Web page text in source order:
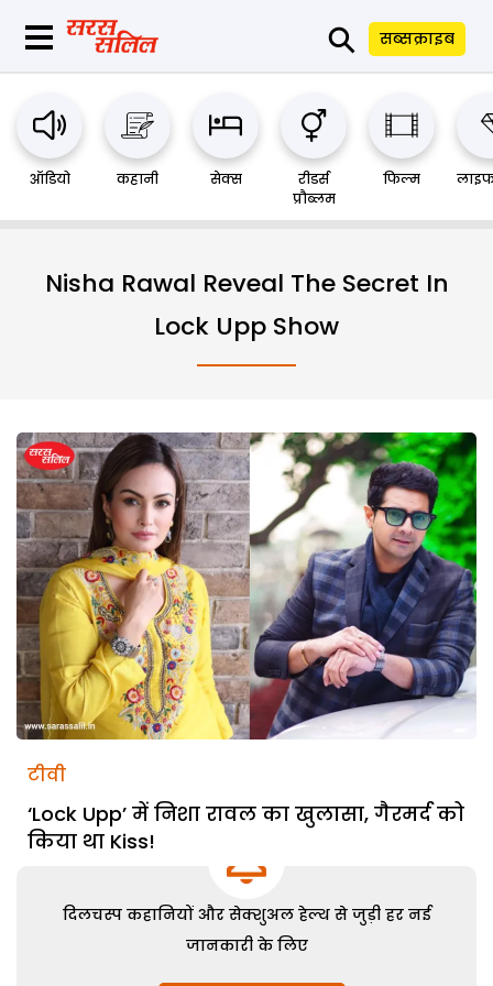
⚲ सब्सक्राइब
ऑडियो कहानी सेक्स
रीडर्स
प्रौब्लम
फिल्म
Nisha Rawal Reveal The Secret In
Lock Upp Show
टीवी
‘Lock Upp’ में निशा रावल का खुलासा, गैरमर्द को
किया था Kiss!
दिलचस्प कहानियों और सेक्शुअल हेल्थ से जुड़ी हर नई
जानकारी के लिए